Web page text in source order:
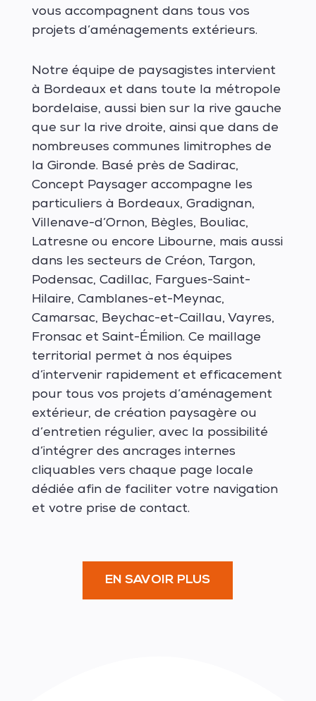
vous accompagnent dans tous vos
projets d’aménagements extérieurs.
Notre équipe de paysagistes intervient
à Bordeaux et dans toute la métropole
bordelaise, aussi bien sur la rive gauche
que sur la rive droite, ainsi que dans de
nombreuses communes limitrophes de
la Gironde. Basé près de Sadirac,
Concept Paysager accompagne les
particuliers à Bordeaux, Gradignan,
Villenave-d’Ornon, Bègles, Bouliac,
Latresne ou encore Libourne, mais aussi
dans les secteurs de Créon, Targon,
Podensac, Cadillac, Fargues-Saint-
Hilaire, Camblanes-et-Meynac,
Camarsac, Beychac-et-Caillau, Vayres,
Fronsac et Saint-Émilion. Ce maillage
territorial permet à nos équipes
d’intervenir rapidement et efficacement
pour tous vos projets d’aménagement
extérieur, de création paysagère ou
d’entretien régulier, avec la possibilité
d’intégrer des ancrages internes
cliquables vers chaque page locale
dédiée afin de faciliter votre navigation
et votre prise de contact.
EN SAVOIR PLUS